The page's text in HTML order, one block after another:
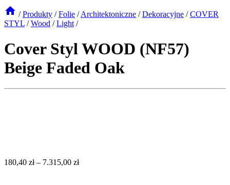
/ Produkty / Folie / Architektoniczne / Dekoracyjne / COVER
STYL / Wood / Light /
Cover Styl WOOD (NF57)
Beige Faded Oak
180,40 zł– 7.315,00 zł